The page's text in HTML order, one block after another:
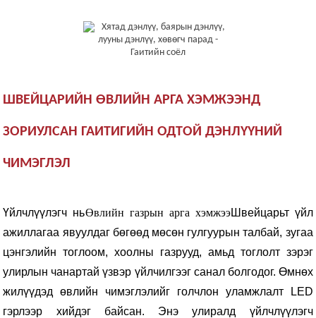
ШВЕЙЦАРИЙН ӨВЛИЙН АРГА ХЭМЖЭЭНД
ЗОРИУЛСАН ГАИТИГИЙН ОДТОЙ ДЭНЛҮҮНИЙ
ЧИМЭГЛЭЛ
Үйлчлүүлэгч ньӨвлийн газрын арга хэмжээШвейцарьт үйл
ажиллагаа явуулдаг бөгөөд мөсөн гулгуурын талбай, зугаа
цэнгэлийн тоглоом, хоолны газрууд, амьд тоглолт зэрэг
улирлын чанартай үзвэр үйлчилгээг санал болгодог. Өмнөх
жилүүдэд өвлийн чимэглэлийг голчлон уламжлалт LED
гэрлээр хийдэг байсан. Энэ улиралд үйлчлүүлэгч